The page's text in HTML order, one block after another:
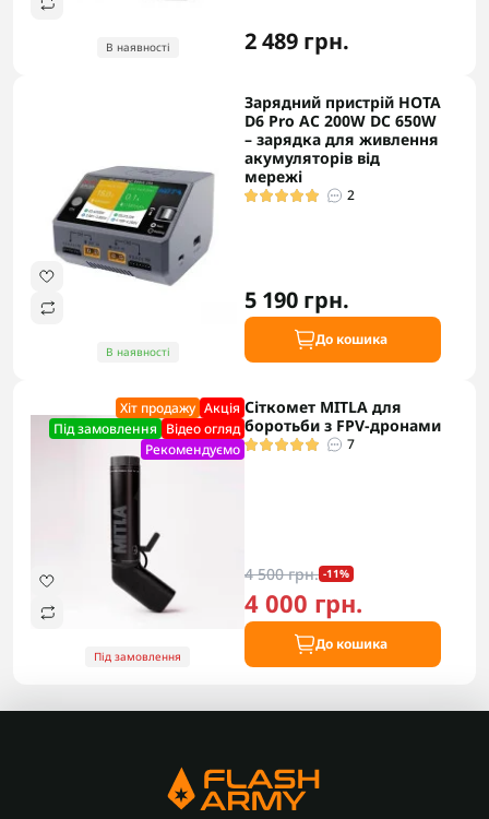
В наявності 2 489 грн.
В наявності
Зарядний пристрій HOTA
D6 Pro AC 200W DC 650W
– зарядка для живлення
акумуляторів від
мережі
2
5 190 грн.
До кошика
Хіт продажу Акцiя
Під замовлення Відео огляд
Рекомендуємо
Під замовлення
Сіткомет MITLA для
боротьби з FPV-дронами
7
4 500 грн. -11%
4 000 грн.
До кошика